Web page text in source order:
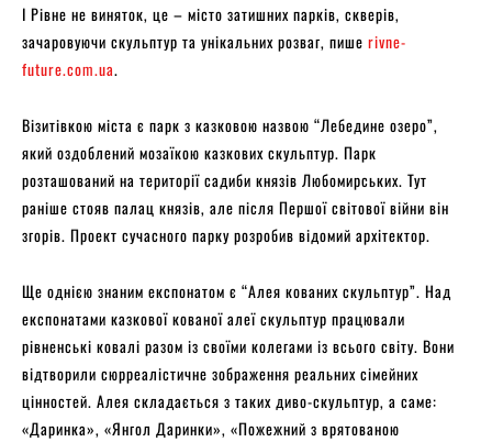
І Рівне не виняток, це – місто затишних парків, скверів,
зачаровуючи скульптур та унікальних розваг, пише rivne-
future.com.ua.
Візитівкою міста є парк з казковою назвою “Лебедине озеро”,
який оздоблений мозаїкою казкових скульптур. Парк
розташований на території садиби князів Любомирських. Тут
раніше стояв палац князів, але після Першої світової війни він
згорів. Проект сучасного парку розробив відомий архітектор.
Ще однією знаним експонатом є “Алея кованих скульптур”. Над
експонатами казкової кованої алеї скульптур працювали
рівненські ковалі разом із своїми колегами із всього світу. Вони
відтворили сюрреалістичне зображення реальних сімейних
цінностей. Алея складається з таких диво-скульптур, а саме:
«Даринка», «Янгол Даринки», «Пожежний з врятованою